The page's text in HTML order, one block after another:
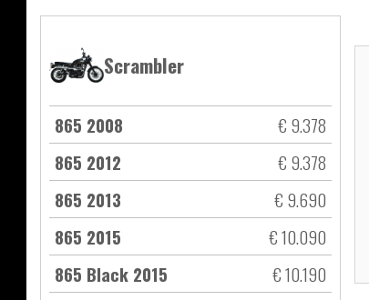
Scrambler
865 2008
€ 9.378
865 2012
€ 9.378
865 2013
€ 9.690
865 2015
€ 10.090
865 Black 2015
€ 10.190